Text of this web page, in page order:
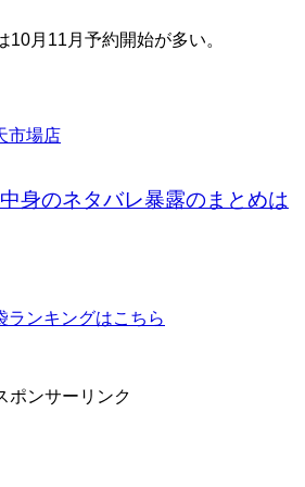
10月11月予約開始が多い。
市場店
身のネタバレ暴露のまとめは
ランキングはこちら
ポンサーリンク